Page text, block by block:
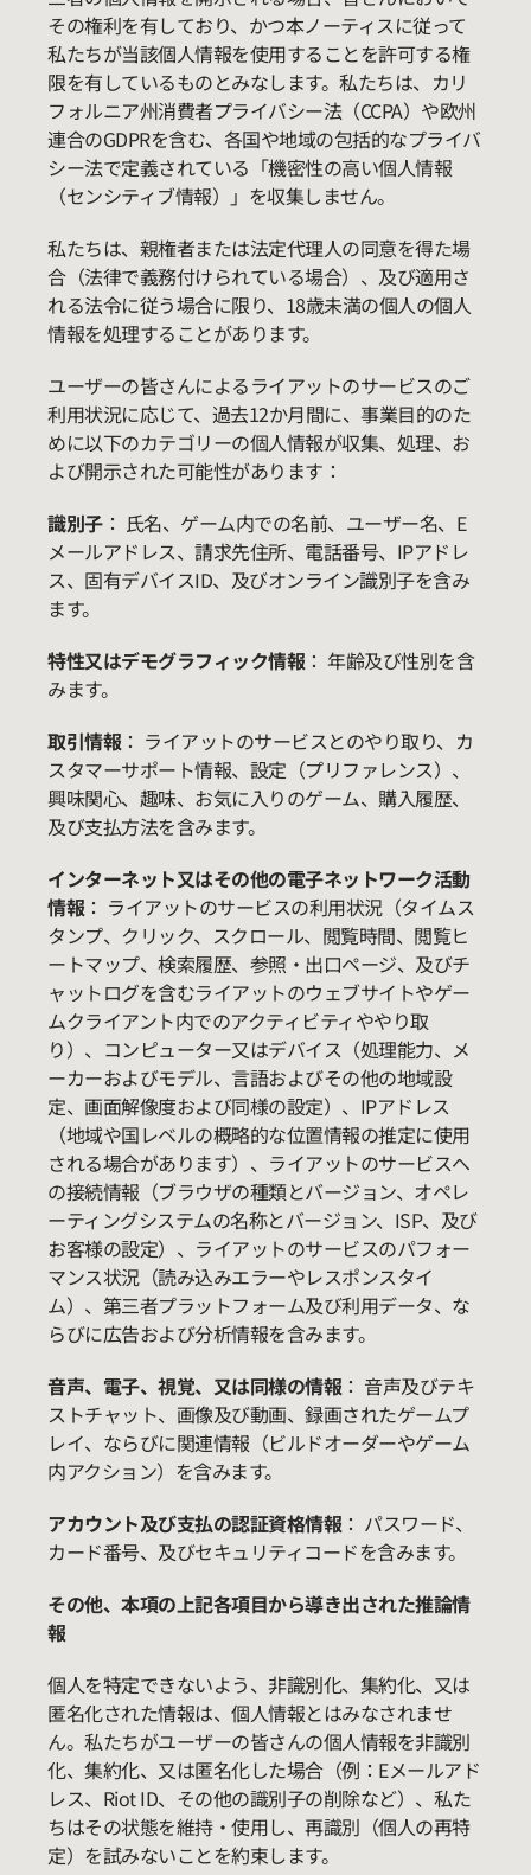
その権利を有しており、かつ本ノーティスに従って
私たちが当該個人情報を使用することを許可する権
限を有しているものとみなします。私たちは、カリ
フォルニア州消費者プライバシー法（CCPA）や欧州
連合のGDPRを含む、各国や地域の包括的なプライバ
シー法で定義されている「機密性の高い個人情報
（センシティブ情報）」を収集しません。
私たちは、親権者または法定代理人の同意を得た場
合（法律で義務付けられている場合）、及び適用さ
れる法令に従う場合に限り、18歳未満の個人の個人
情報を処理することがあります。
ユーザーの皆さんによるライアットのサービスのご
利用状況に応じて、過去12か月間に、事業目的のた
めに以下のカテゴリーの個人情報が収集、処理、お
よび開示された可能性があります：
識別子： 氏名、ゲーム内での名前、ユーザー名、E
メールアドレス、請求先住所、電話番号、IPアドレ
ス、固有デバイスID、及びオンライン識別子を含み
ます。
特性又はデモグラフィック情報： 年齢及び性別を含
みます。
取引情報： ライアットのサービスとのやり取り、カ
スタマーサポート情報、設定（プリファレンス）、
興味関心、趣味、お気に入りのゲーム、購入履歴、
及び支払方法を含みます。
インターネット又はその他の電子ネットワーク活動
情報： ライアットのサービスの利用状況（タイムス
タンプ、クリック、スクロール、閲覧時間、閲覧ヒ
ートマップ、検索履歴、参照・出口ページ、及びチ
ャットログを含むライアットのウェブサイトやゲー
ムクライアント内でのアクティビティややり取
り）、コンピューター又はデバイス（処理能力、メ
ーカーおよびモデル、言語およびその他の地域設
定、画面解像度および同様の設定）、IPアドレス
（地域や国レベルの概略的な位置情報の推定に使用
される場合があります）、ライアットのサービスへ
の接続情報（ブラウザの種類とバージョン、オペレ
ーティングシステムの名称とバージョン、ISP、及び
お客様の設定）、ライアットのサービスのパフォー
マンス状況（読み込みエラーやレスポンスタイ
ム）、第三者プラットフォーム及び利用データ、な
らびに広告および分析情報を含みます。
音声、電子、視覚、又は同様の情報： 音声及びテキ
ストチャット、画像及び動画、録画されたゲームプ
レイ、ならびに関連情報（ビルドオーダーやゲーム
内アクション）を含みます。
アカウント及び支払の認証資格情報： パスワード、
カード番号、及びセキュリティコードを含みます。
その他、本項の上記各項目から導き出された推論情
報
個人を特定できないよう、非識別化、集約化、又は
匿名化された情報は、個人情報とはみなされませ
ん。私たちがユーザーの皆さんの個人情報を非識別
化、集約化、又は匿名化した場合（例：Eメールアド
レス、Riot ID、その他の識別子の削除など）、私た
ちはその状態を維持・使用し、再識別（個人の再特
定）を試みないことを約束します。